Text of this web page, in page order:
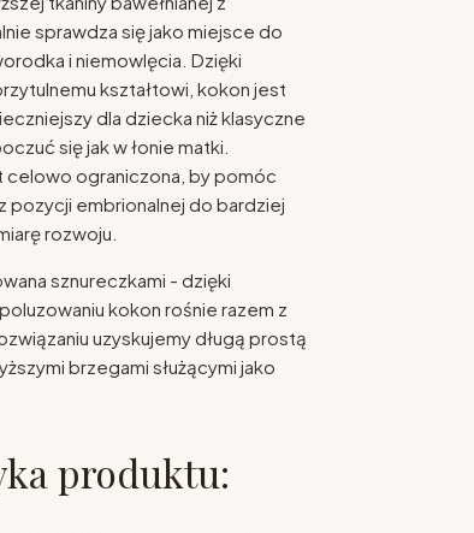
sprawdza się jako miejsce do
i niemowlęcia. Dzięki
kształtowi, kokon jest
dla dziecka niż klasyczne
się jak w łonie matki.
ograniczona, by pomóc
embrionalnej do bardziej
rozwoju.
sznureczkami - dzięki
kokon rośnie razem z
uzyskujemy długą prostą
brzegami służącymi jako
produktu: